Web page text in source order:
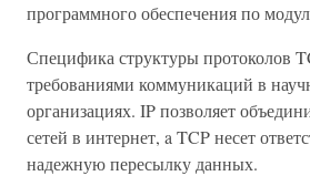
программного обеспечения по
Специфика структуры протоколов
требованиями коммуникаций в
организациях. IP позволяет
сетей в интернет, a TCP несет
надежную пересылку данных.